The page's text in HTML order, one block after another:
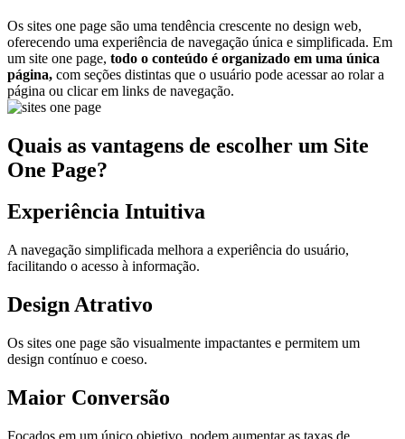
Os sites one page são uma tendência crescente no design web,
oferecendo uma experiência de navegação única e simplificada. Em
um site one page, todo o conteúdo é organizado em uma única
página, com seções distintas que o usuário pode acessar ao rolar a
página ou clicar em links de navegação.
Quais as vantagens de escolher um Site
One Page?
Experiência Intuitiva
A navegação simplificada melhora a experiência do usuário,
facilitando o acesso à informação.
Design Atrativo
Os sites one page são visualmente impactantes e permitem um
design contínuo e coeso.
Maior Conversão
Focados em um único objetivo, podem aumentar as taxas de